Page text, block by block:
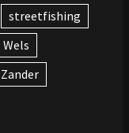
streetfishing
Wels
Zander